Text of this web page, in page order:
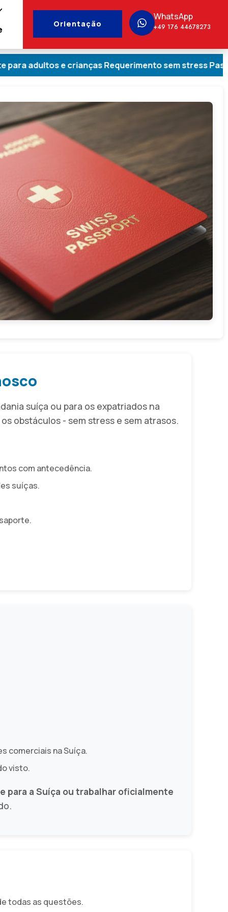
Orientação
WhatsApp
+49 176 44678273
crianças Requerimento sem stress Passaporte
suíça ou para os expatriados na
obstáculos - sem stress e sem atrasos.
com antecedência.
suíças.
comerciais na Suíça.
visto.
para a Suíça ou trabalhar oficialmente
todas as questões.